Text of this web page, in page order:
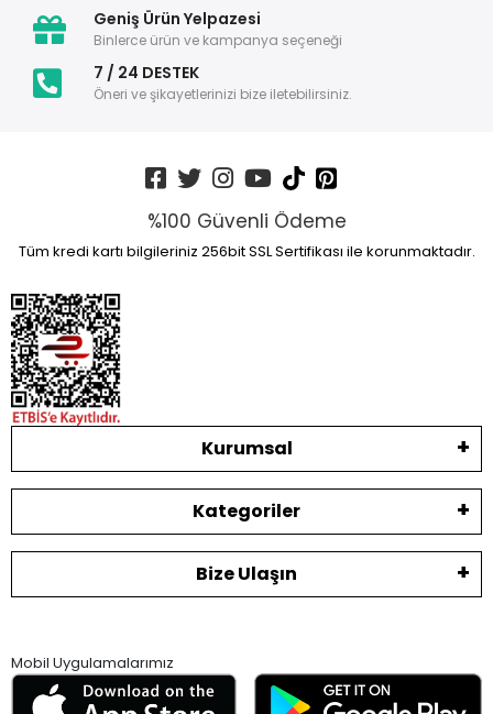
Geniş Ürün Yelpazesi
Binlerce ürün ve kampanya seçeneği
7 / 24 DESTEK
Öneri ve şikayetlerinizi bize iletebilirsiniz.
%100 Güvenli Ödeme
Tüm kredi kartı bilgileriniz 256bit SSL Sertifikası ile korunmaktadır.
Kurumsal
Kategoriler
Bize Ulaşın
Mobil Uygulamalarımız